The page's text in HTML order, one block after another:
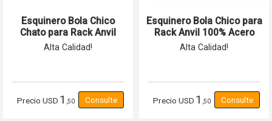
Esquinero Bola Chico
Chato para Rack Anvil
100% Acero Reforzado
Alta Calidad!
Precio USD 1 ,50
Esquinero Bola Chico para
Rack Anvil 100% Acero
Reforzado
Alta Calidad!
Precio USD 1 ,50